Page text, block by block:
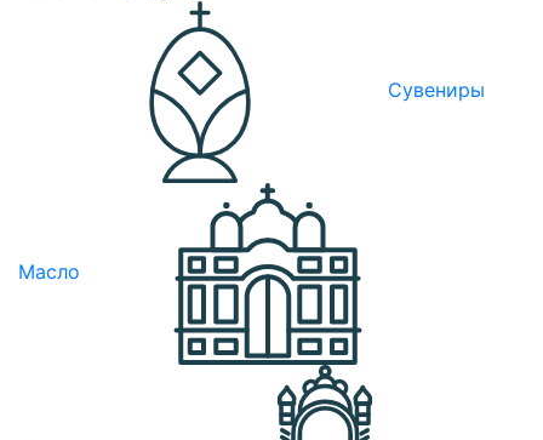
Сувениры
Масло